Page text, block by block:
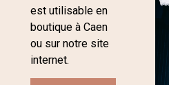
est utilisable en
boutique à Caen
ou sur notre site
internet.